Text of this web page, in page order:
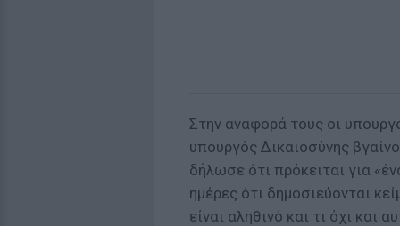
Στην αναφορά τους οι
υπουργός Δικαιοσύνης
δήλωσε ότι πρόκειται για
ημέρες ότι δημοσιεύονται
είναι αληθινό και τι όχι και